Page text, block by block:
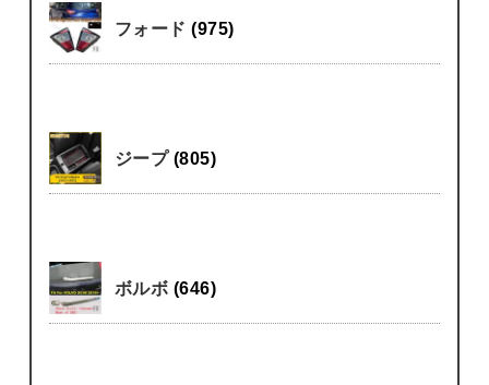
フォード(975)
ジープ (805)
ボルボ (646)